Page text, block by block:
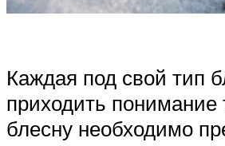
Каждая под свой тип
приходить понимание
блесну необходимо